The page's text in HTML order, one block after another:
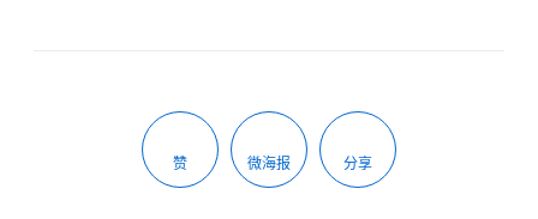
赞 微海报 分享